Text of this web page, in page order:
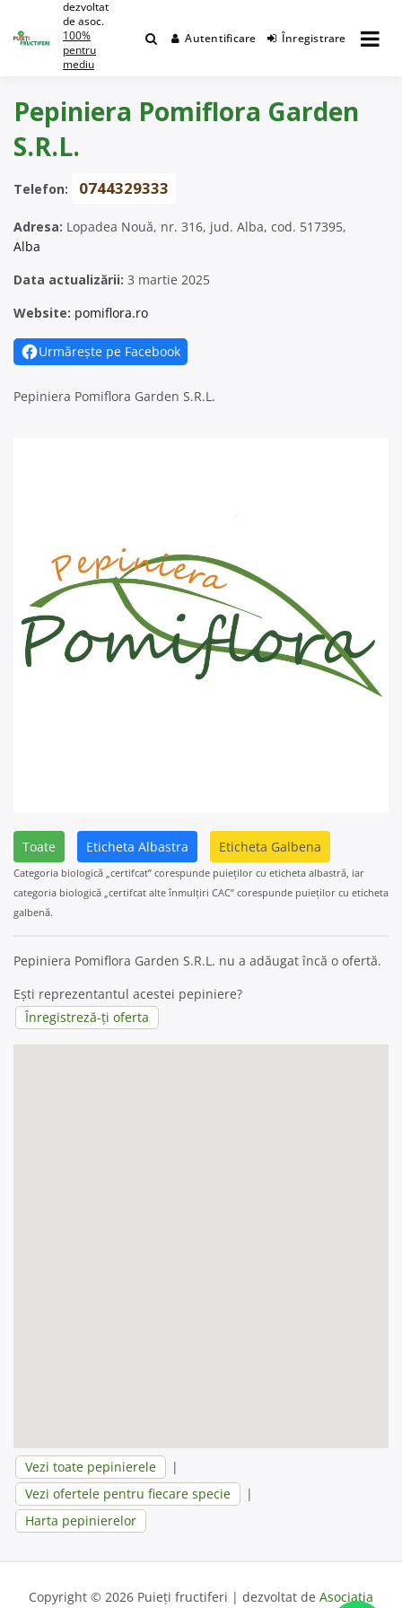
content
dezvoltat
de asoc.
100%
pentru
mediu
Autentificare Înregistrare
Pepiniera Pomiflora Garden
S.R.L.
Telefon: 0744329333
Adresa: Lopadea Nouă, nr. 316, jud. Alba, cod. 517395,
Alba
Data actualizării: 3 martie 2025
Website: pomiflora.ro
Urmărește pe Facebook
Pepiniera Pomiflora Garden S.R.L.
Toate Eticheta Albastra Eticheta Galbena
Categoria biologică „certifcat” corespunde puieților cu eticheta albastră, iar
categoria biologică „certifcat alte înmulțiri CAC” corespunde puieților cu eticheta
galbenă.
Pepiniera Pomiflora Garden S.R.L. nu a adăugat încă o ofertă.
Ești reprezentantul acestei pepiniere?
Înregistreză-ți oferta
Vezi toate pepinierele
|
Vezi ofertele pentru fiecare specie
|
Harta pepinierelor
Copyright © 2026 Puieți fructiferi | dezvoltat de Asociația